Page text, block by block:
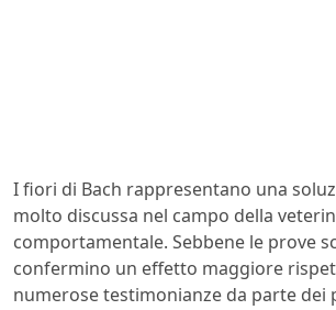
I fiori di Bach rappresentano una
molto discussa nel campo della
comportamentale. Sebbene le prove
confermino un effetto maggiore
numerose testimonianze da parte dei